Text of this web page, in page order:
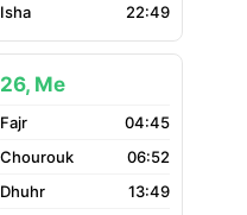
22:49
26, Me
04:45
06:52
13:49